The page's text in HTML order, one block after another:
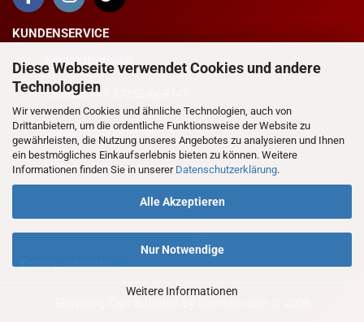
Diese Webseite verwendet Cookies und andere
Technologien
Wir verwenden Cookies und ähnliche Technologien, auch von
Drittanbietern, um die ordentliche Funktionsweise der Website zu
gewährleisten, die Nutzung unseres Angebotes zu analysieren und Ihnen
ein bestmögliches Einkaufserlebnis bieten zu können. Weitere
Informationen finden Sie in unserer Datenschutzerklärung.
Alle Akzeptieren
Nur Notwendige
Weitere Informationen
KUNDENSERVICE
Kontaktformular
Telefon +49 37755/669747
Standort Schönheide
Standort Auerbach